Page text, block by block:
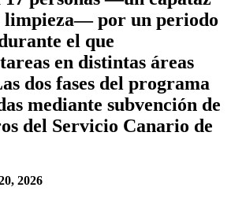
limpieza— por un periodo
el que
en distintas áreas
dos fases del programa
mediante subvención de
del Servicio Canario de
2026